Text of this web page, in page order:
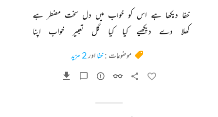
خفا دیکھا ہے اس کو خواب میں دل سخت مضطر ہے
کھلا
دے دیکھیے کیا کیا گل تعبیر خواب اپنا
موضوعات :خفااور2 مزید